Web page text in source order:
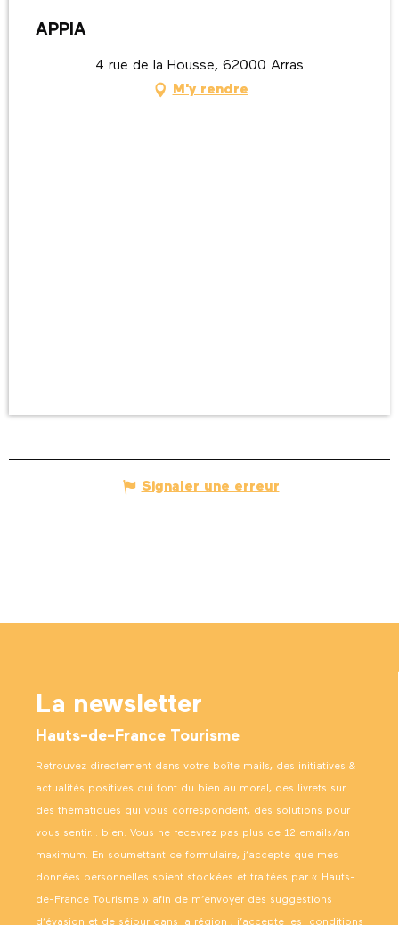
APPIA
4 rue de la Housse, 62000 Arras
M'y rendre
Signaler une erreur
La newsletter
Hauts-de-France Tourisme
Retrouvez directement dans votre boîte mails, des initiatives &
actualités positives qui font du bien au moral, des livrets sur
des thématiques qui vous correspondent, des solutions pour
vous sentir… bien. Vous ne recevrez pas plus de 12 emails/an
maximum. En soumettant ce formulaire, j’accepte que mes
données personnelles soient stockées et traitées par « Hauts-
de-France Tourisme » afin de m’envoyer des suggestions
d’évasion et de séjour dans la région ; j’accepte les conditions